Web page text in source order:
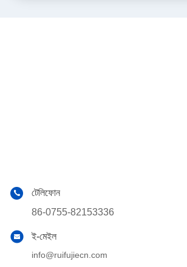
টেলিফোন
86-0755-82153336
ই-মেইল
info@ruifujiecn.com